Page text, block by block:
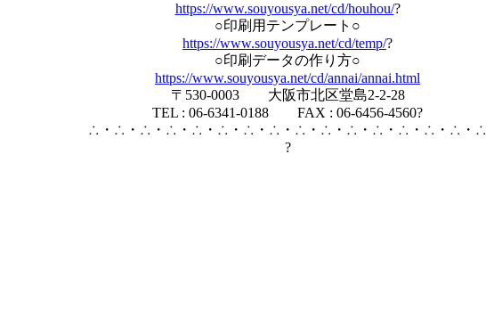
https://www.souyousya.net/cd/houhou/?
○印刷用テンプレート○
https://www.souyousya.net/cd/temp/?
○印刷データの作り方○
https://www.souyousya.net/cd/annai/annai.html
〒530-0003 大阪市北区堂島2-2-28
TEL : 06-6341-0188 FAX : 06-6456-4560?
∴・∴・∴・∴・∴・∴・∴・∴・∴・∴・∴・∴・∴・∴・∴・∴
?